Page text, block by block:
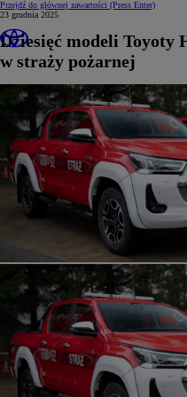
Przejdź do głównej zawartości (Press Enter)
23 grudnia 2025
Dziesięć modeli Toyoty
w straży pożarnej